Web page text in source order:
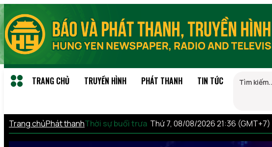
TRANG CHỦ TRUYỀN HÌNH PHÁT THANH TIN TỨC
Trang chủPhát thanhThời sự buổi trưa Thứ 7, 08/08/2026 21:36 (GMT+7)